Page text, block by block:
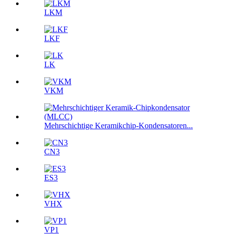
LKM
LKF
LK
VKM
Mehrschichtige Keramikchip-Kondensatoren...
CN3
ES3
VHX
VP1